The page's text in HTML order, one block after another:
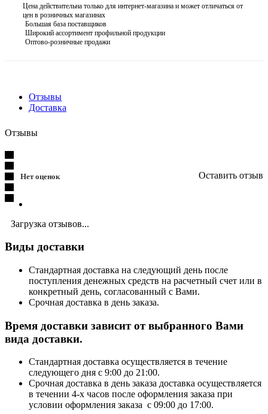
Цена действительна только для интернет-магазина и может отличаться от
цен в розничных магазинах
Большая база поставщиков
Широкий ассортимент профильной продукции
Оптово-розничные продажи
Отзывы
Доставка
Отзывы
Нет оценок Оставить отзыв
Загрузка отзывов...
Виды доставки
Стандартная доставка на следующий день после
поступления денежных средств на расчетный счет или в
конкретный день, согласованный с Вами.
Срочная доставка в день заказа.
Время доставки зависит от выбранного Вами
вида доставки.
Стандартная доставка осуществляется в течение
следующего дня с 9:00 до 21:00.
Срочная доставка в день заказа доставка осуществляется
в течении 4-х часов после оформления заказа при
условии оформления заказа с 09:00 до 17:00.